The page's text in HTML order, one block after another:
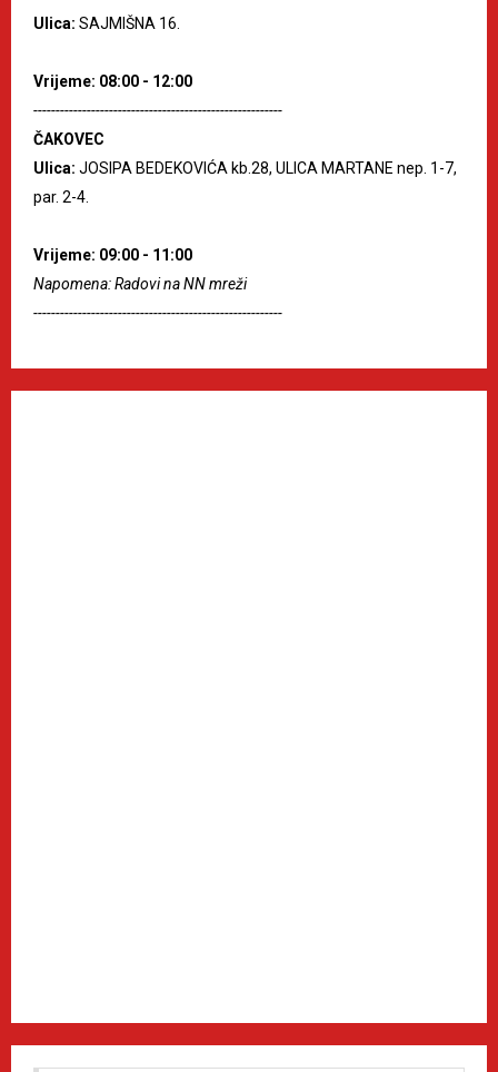
Ulica: SAJMIŠNA 16.
Vrijeme: 08:00 - 12:00
--------------------------------------------------------
ČAKOVEC
Ulica: JOSIPA BEDEKOVIĆA kb.28, ULICA MARTANE nep. 1-7,
par. 2-4.
Vrijeme: 09:00 - 11:00
Napomena: Radovi na NN mreži
--------------------------------------------------------